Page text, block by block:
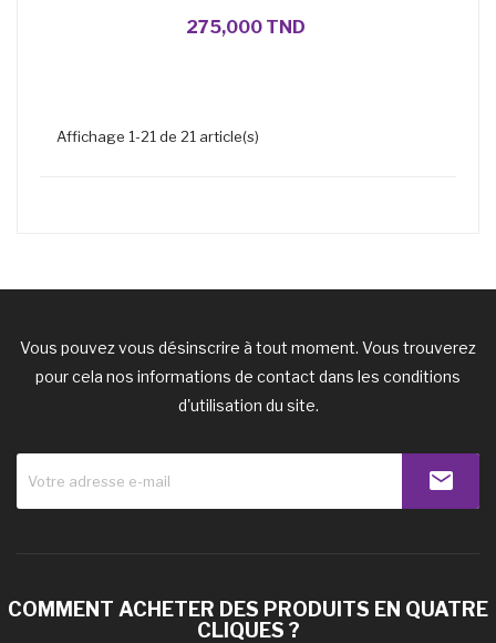
275,000 TND
Affichage 1-21 de 21 article(s)
Vous pouvez vous désinscrire à tout moment. Vous trouverez
pour cela nos informations de contact dans les conditions
d'utilisation du site.
COMMENT ACHETER DES PRODUITS EN QUATRE
CLIQUES ?